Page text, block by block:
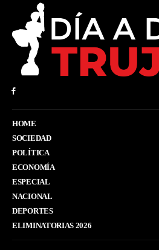
HOME
SOCIEDAD
POLÍTICA
ECONOMÍA
ESPECIAL
NACIONAL
DEPORTES
ELIMINATORIAS 2026